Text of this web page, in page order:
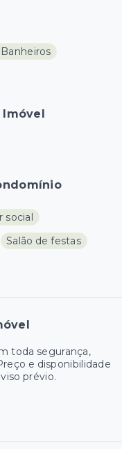
Banheiros
Imóvel
social
Salão de festas
toda segurança,
e disponibilidade
prévio.